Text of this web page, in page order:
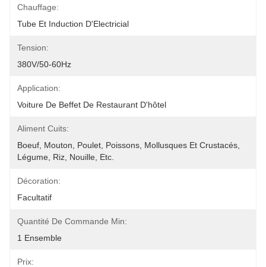
Chauffage:
Tube Et Induction D'Electricial
Tension:
380V/50-60Hz
Application:
Voiture De Beffet De Restaurant D'hôtel
Aliment Cuits:
Boeuf, Mouton, Poulet, Poissons, Mollusques Et Crustacés,
Légume, Riz, Nouille, Etc.
Décoration:
Facultatif
Quantité De Commande Min:
1 Ensemble
Prix: